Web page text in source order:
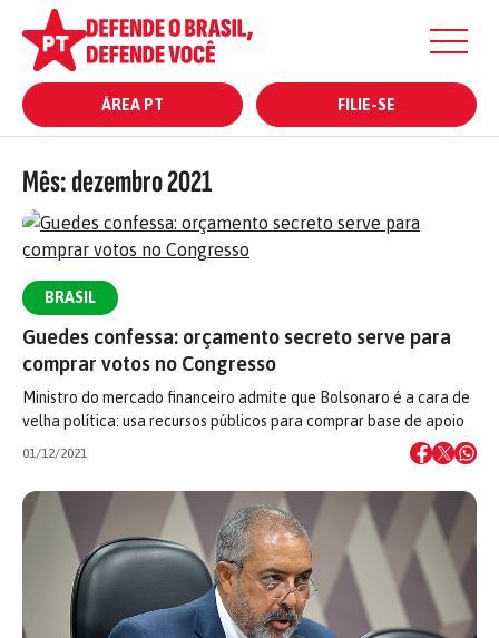
ÁREA PT FILIE-SE
Mês:dezembro 2021
BRASIL
Guedes confessa: orçamento secreto serve para
comprar votos no Congresso
Ministro do mercado financeiro admite que Bolsonaro é a cara de
velha política: usa recursos públicos para comprar base de apoio
01/12/2021